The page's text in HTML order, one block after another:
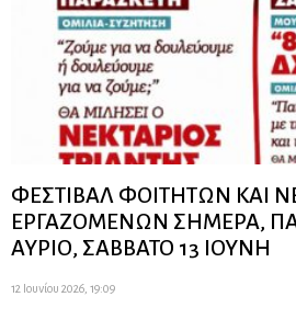
ΦΕΣΤΙΒΑΛ ΦΟΙΤΗΤΩΝ ΚΑΙ
ΕΡΓΑΖΟΜΕΝΩΝ ΣΗΜΕΡΑ,
ΑΥΡΙΟ, ΣΑΒΒΑΤΟ 13 ΙΟΥΝΗ
12 Ιουνίου 2026, 19:09